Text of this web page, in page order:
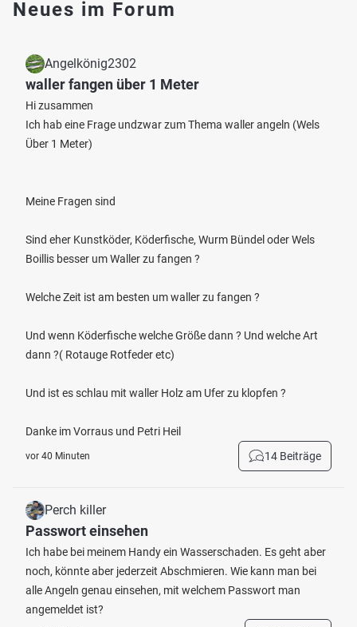
Neues im Forum
Angelkönig2302
waller fangen über 1 Meter
Hi zusammen
Ich hab eine Frage undzwar zum Thema waller angeln (Wels
Über 1 Meter)
Meine Fragen sind
Sind eher Kunstköder, Köderfische, Wurm Bündel oder Wels
Boillis besser um Waller zu fangen ?
Welche Zeit ist am besten um waller zu fangen ?
Und wenn Köderfische welche Größe dann ? Und welche Art
dann ?( Rotauge Rotfeder etc)
Und ist es schlau mit waller Holz am Ufer zu klopfen ?
Danke im Vorraus und Petri Heil
vor 40 Minuten 14 Beiträge
Perch killer
Passwort einsehen
Ich habe bei meinem Handy ein Wasserschaden. Es geht aber
noch, könnte aber jederzeit Abschmieren. Wie kann man bei
alle Angeln genau einsehen, mit welchem Passwort man
angemeldet ist?